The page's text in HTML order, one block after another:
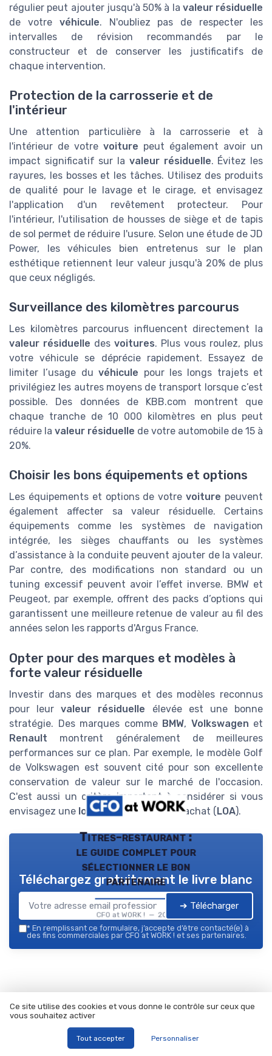
régulier peut ajouter jusqu'à 50% à la valeur résiduelle
de votre véhicule. N'oubliez pas de respecter les
intervalles de révision recommandés par le
constructeur et de conserver les justificatifs de
chaque intervention.
Protection de la carrosserie et de
l'intérieur
Une attention particulière à la carrosserie et à
l'intérieur de votre voiture peut également avoir un
impact significatif sur la valeur résiduelle. Évitez les
rayures, les bosses et les tâches. Utilisez des produits
de qualité pour le lavage et le cirage, et envisagez
l'application d'un revêtement protecteur. Pour
l'intérieur, l'utilisation de housses de siège et de tapis
de sol permet de réduire l'usure. Selon une étude de JD
Power, les véhicules bien entretenus sur le plan
esthétique retiennent leur valeur jusqu'à 20% de plus
que ceux négligés.
Surveillance des kilomètres parcourus
Les kilomètres parcourus influencent directement la
valeur résiduelle des voitures. Plus vous roulez, plus
votre véhicule se déprécie rapidement. Essayez de
limiter l’usage duvéhicule pour les longs trajets et
privilégiez les autres moyens de transport lorsque c’est
possible. Des données de KBB.com montrent que
chaque tranche de 10 000 kilomètres en plus peut
réduire la valeur résiduelle de votre automobile de 15 à
20%.
Choisir les bons équipements et options
Les équipements et options de votrevoiture peuvent
également affecter sa valeur résiduelle. Certains
équipements comme les systèmes de navigation
intégrée, les sièges chauffants ou les systèmes
d’assistance à la conduite peuvent ajouter de la valeur.
Par contre, des modifications non standard ou un
tuning excessif peuvent avoir l’effet inverse. BMW et
Peugeot, par exemple, offrent des packs d’options qui
garantissent une meilleure retenue de valeur au fil des
années selon les rapports d'Argus France.
Opter pour des marques et modèles à
forte valeur résiduelle
Investir dans des marques et des modèles reconnus
pour leurvaleur résiduelle élevée est une bonne
stratégie. Des marques comme BMW, Volkswagen et
Renault montrent généralement de meilleures
performances sur ce plan. Par exemple, le modèle Golf
de Volkswagen est souvent cité pour son excellente
conservation de valeur sur le marché de l'occasion.
C'est aussi un critère important à considérer si vous
envisagez une locationavec option d'achat (LOA).
Titres-restaurant :
le guide complet pour
sélectionner le bon
partenaire
CFO at WORK ! — 2026
Téléchargez gratuitement le livre blanc
➔ Télécharger
* En remplissant ce formulaire, j’accepte d’être contacté(e) à
des fins commerciales par CFO at WORK ! et ses partenaires.
Résumer ChatGPT Claude Mistral
Recevez les dernières actualités de
Ce site utilise des cookies et vous donne le contrôle sur ceux que
vous souhaitez activer
Tout accepter Personnaliser